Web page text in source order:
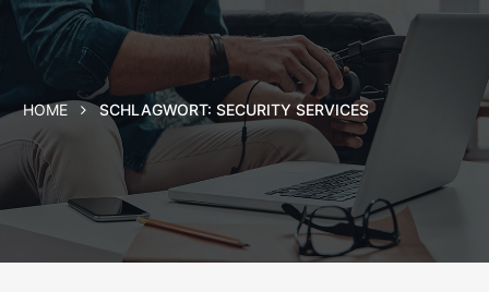
HOME SCHLAGWORT: SECURITY SERVICES